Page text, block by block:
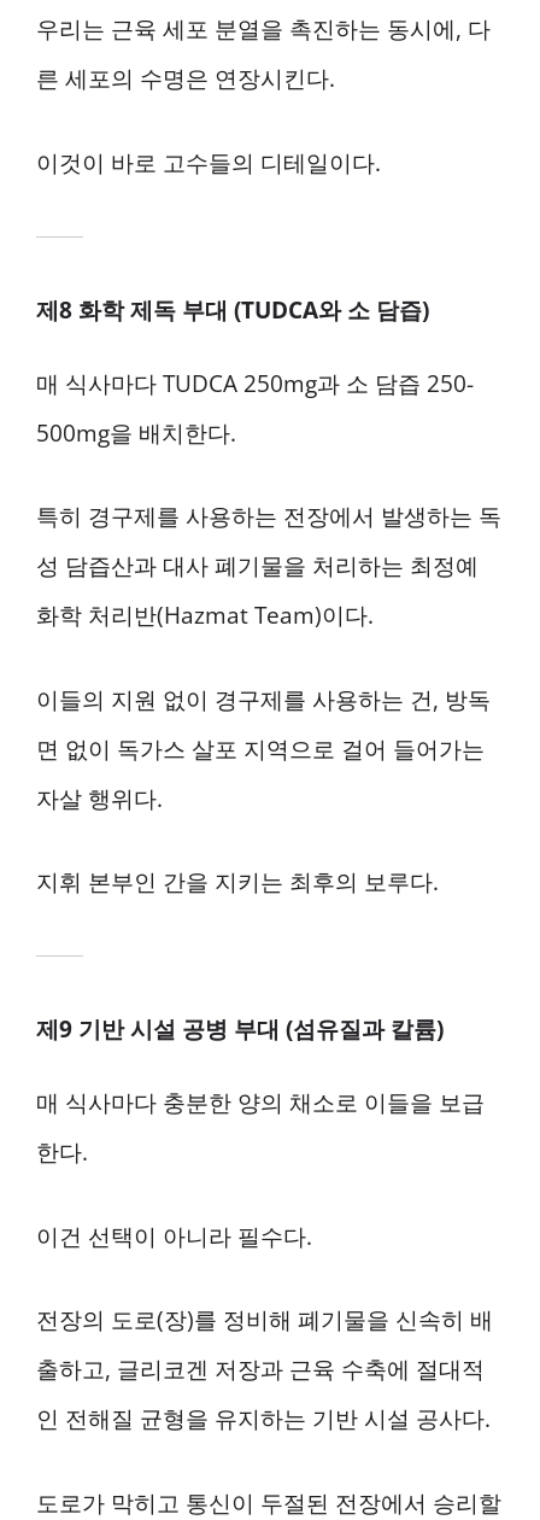
우리는 근육 세포 분열을 촉진하는 동시에, 다
른 세포의 수명은 연장시킨다.
이것이 바로 고수들의 디테일이다.
제8 화학 제독 부대 (TUDCA와 소 담즙)
매 식사마다 TUDCA 250mg과 소 담즙 250-
500mg을 배치한다.
특히 경구제를 사용하는 전장에서 발생하는 독
성 담즙산과 대사 폐기물을 처리하는 최정예
화학 처리반(Hazmat Team)이다.
이들의 지원 없이 경구제를 사용하는 건, 방독
면 없이 독가스 살포 지역으로 걸어 들어가는
자살 행위다.
지휘 본부인 간을 지키는 최후의 보루다.
제9 기반 시설 공병 부대 (섬유질과 칼륨)
매 식사마다 충분한 양의 채소로 이들을 보급
한다.
이건 선택이 아니라 필수다.
전장의 도로(장)를 정비해 폐기물을 신속히 배
출하고, 글리코겐 저장과 근육 수축에 절대적
인 전해질 균형을 유지하는 기반 시설 공사다.
도로가 막히고 통신이 두절된 전장에서 승리할